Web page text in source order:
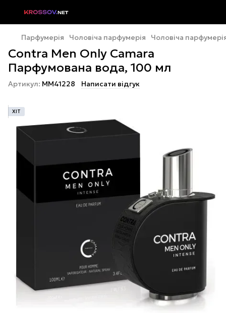
Парфумерія Чоловіча парфумерія Чоловіча
Contra Men Only Camara
Парфумована вода, 100 мл
Артикул: MM41228 Написати відгук
ХІТ